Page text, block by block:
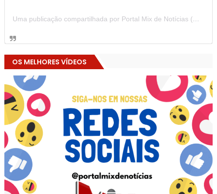
Uma publicação compartilhada por Portal Mix de Notícias (@portalmixdenoticias)
OS MELHORES VÍDEOS